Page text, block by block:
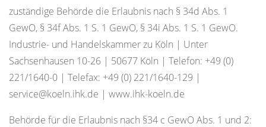
zuständige Behörde die Erlaubnis nach § 34d Abs. 1
GewO, § 34f Abs. 1 S. 1 GewO, § 34i Abs. 1 S. 1 GewO.
Industrie- und Handelskammer zu Köln | Unter
Sachsenhausen 10-26 | 50677 Köln | Telefon: +49 (0)
221/1640-0 | Telefax: +49 (0) 221/1640-129 |
service@koeln.ihk.de | www.ihk-koeln.de
Behörde für die Erlaubnis nach §34 c GewO Abs. 1 und 2: